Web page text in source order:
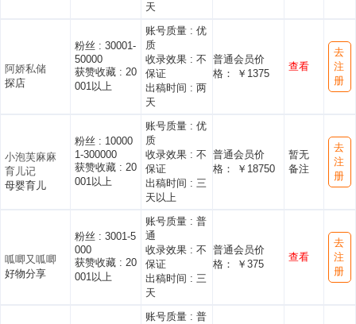
天
阿娇私储
探店
粉丝 : 30001-
50000
获赞收藏 : 20
001以上
账号质量 : 优
质
收录效果 : 不
保证
出稿时间 : 两
天
普通会员价
格： ￥1375
查看
去
注
册
小泡芙麻麻
育儿记
母婴育儿
粉丝 : 10000
1-300000
获赞收藏 : 20
001以上
账号质量 : 优
质
收录效果 : 不
保证
出稿时间 : 三
天以上
普通会员价
格： ￥18750
暂无
备注
去
注
册
呱唧又呱唧
好物分享
粉丝 : 3001-5
000
获赞收藏 : 20
001以上
账号质量 : 普
通
收录效果 : 不
保证
出稿时间 : 三
天
普通会员价
格： ￥375
查看
去
注
册
账号质量 : 普